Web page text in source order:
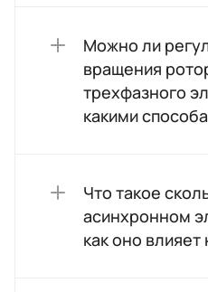
Можно ли
вращения
трехфазного
какими
Что такое
асинхронном
как оно